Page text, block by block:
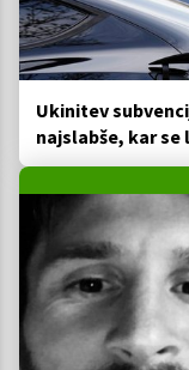
Ukinitev
najslabše, kar